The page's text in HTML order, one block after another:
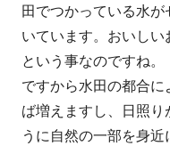
田でつかっている水
いています。おいし
という事なのですね。
ですから水田の都合
ば増えますし、日照
うに自然の一部を身